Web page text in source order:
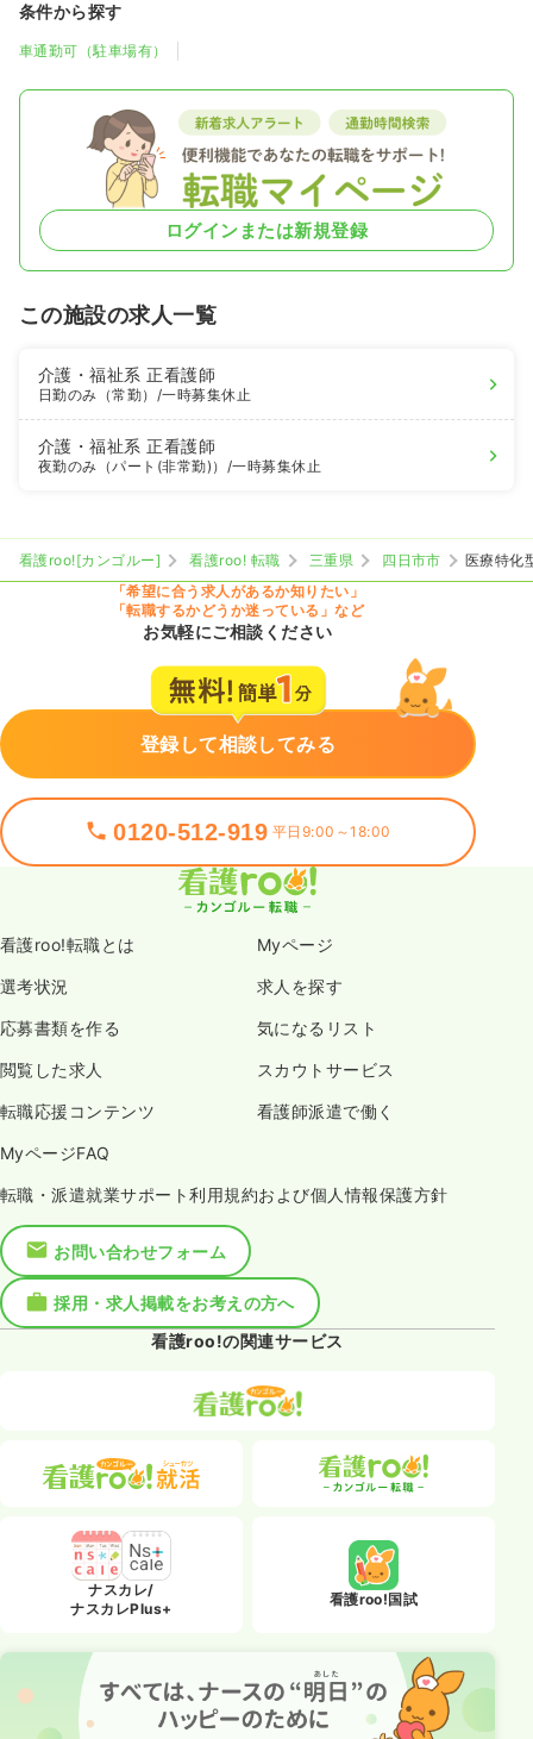
条件から探す
車通勤可（駐車場有）
ログインまたは新規登録
この施設の求人一覧
介護・福祉系正看護師
日勤のみ（常勤） /一時募集休止
介護・福祉系正看護師
夜勤のみ（パート(非常勤)） /一時募集休止
看護roo![カンゴルー] 看護roo! 転職 三重県 四日市市
医療特化
「希望に合う求人があるか知りたい」
「転職するかどうか迷っている」など
お気軽にご相談ください
登録して相談してみる
0120-512-919 平日9:00～18:00
看護roo!転職とは Myページ
選考状況 求人を探す
応募書類を作る 気になるリスト
閲覧した求人 スカウトサービス
転職応援コンテンツ 看護師派遣で働く
MyページFAQ
転職・派遣就業サポート利用規約および個人情報保護方針
お問い合わせフォーム
採用・求人掲載をお考えの方へ
看護roo!の関連サービス
ナスカレ/
ナスカレPlus+
看護roo!国試